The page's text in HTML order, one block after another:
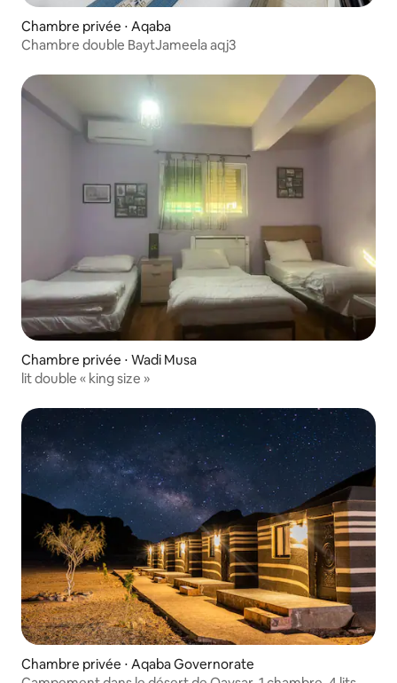
Chambre privée ⋅ Aqaba
Chambre double BaytJameela aqj3
Chambre privée ⋅ Wadi Musa
lit double « king size »
Chambre privée ⋅ Aqaba Governorate